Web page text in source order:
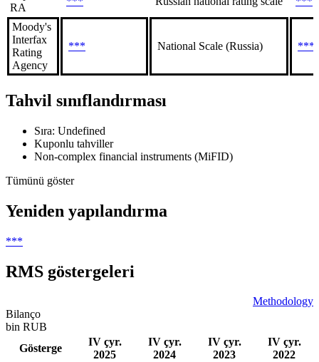
RA
Moody's
Interfax
Rating
Agency
*** National Scale (Russia) ***
Tahvil sınıflandırması
Sıra: Undefined
Kuponlu tahviller
Non-complex financial instruments (MiFID)
Tümünü göster
Yeniden yapılandırma
***
RMS göstergeleri
Methodology
Bilanço
bin RUB
Gösterge
IV çyr.
2025
IV çyr.
2024
IV çyr.
2023
IV çyr.
2022